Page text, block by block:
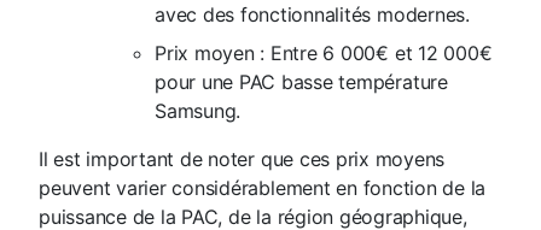
avec des fonctionnalités modernes.
Prix moyen : Entre 6 000€ et 12 000€
pour une PAC basse température
Samsung.
Il est important de noter que ces prix moyens
peuvent varier considérablement en fonction de la
puissance de la PAC, de la région géographique,